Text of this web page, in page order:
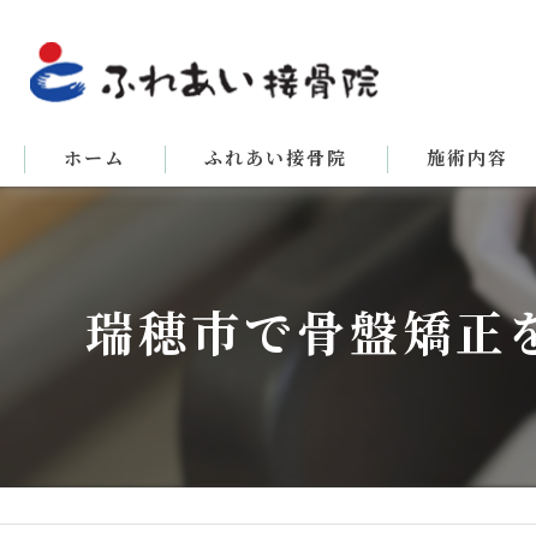
ホーム ふれあい接骨院 施術内容
瑞穂市で骨盤矯正